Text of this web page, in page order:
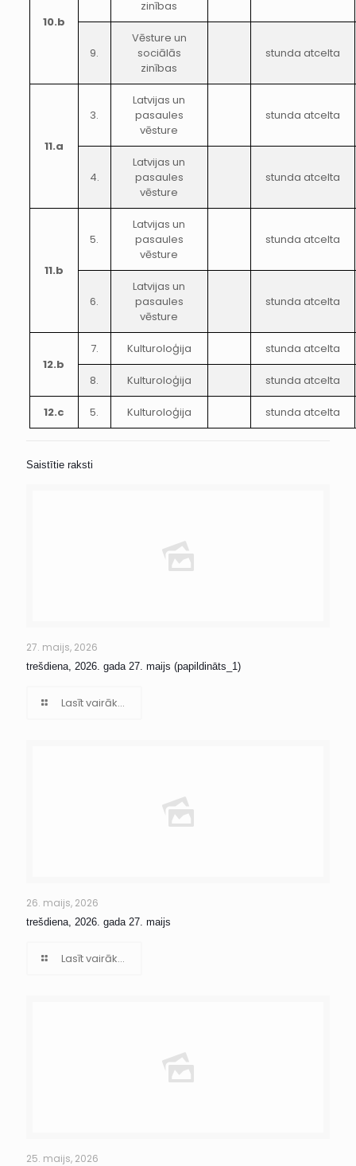
10.b
zinības
9.
Vēsture un
sociālās
zinības
stunda atcelta
11.a
3.
Latvijas un
pasaules
vēsture
stunda atcelta
4.
Latvijas un
pasaules
vēsture
stunda atcelta
11.b
5.
Latvijas un
pasaules
vēsture
stunda atcelta
6.
Latvijas un
pasaules
vēsture
stunda atcelta
12.b
7. Kulturoloģija stunda atcelta
8. Kulturoloģija stunda atcelta
12.c 5. Kulturoloģija stunda atcelta
Saistītie raksti
27. maijs, 2026
trešdiena, 2026. gada 27. maijs (papildināts_1)
Lasīt vairāk...
26. maijs, 2026
trešdiena, 2026. gada 27. maijs
Lasīt vairāk...
25. maijs, 2026